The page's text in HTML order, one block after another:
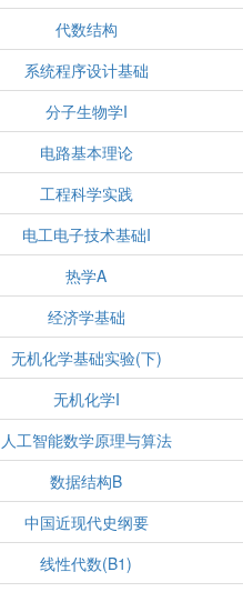
代数结构
系统程序设计基础
分子生物学I
电路基本理论
工程科学实践
电工电子技术基础I
热学A
经济学基础
无机化学基础实验(下)
无机化学I
人工智能数学原理与算法
数据结构B
中国近现代史纲要
线性代数(B1)